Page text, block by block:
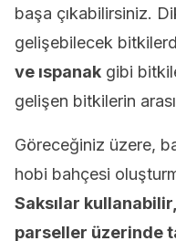
başa çıkabilirsiniz.
gelişebilecek
ve ıspanak gibi
gelişen bitkilerin
Göreceğiniz üzere,
hobi bahçesi
Saksılar
parseller üzerinde